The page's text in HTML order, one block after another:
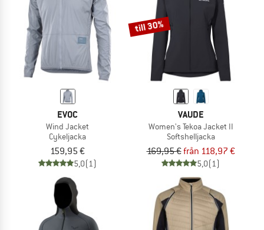
EVOC
Wind Jacket
Cykeljacka
159,95 €
5,0(1)
till 30%
VAUDE
Women's Tekoa Jacket II
Softshelljacka
169,95 €från 118,97 €
5,0(1)